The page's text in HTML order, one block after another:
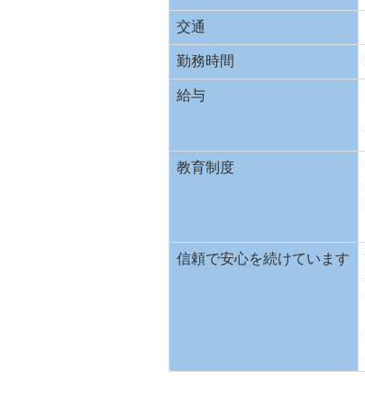
交通
勤務時間
給与
教育制度
信頼で安心を続けています